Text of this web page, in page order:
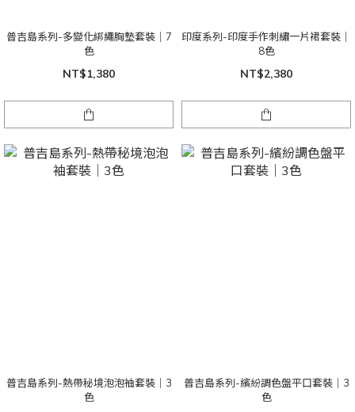
普吉島系列-多變化綁繩胸墊套裝｜7
色
NT$1,380
印度系列-印度手作刺繡一片裙套裝｜
8色
NT$2,380
普吉島系列-熱帶秘境泡泡袖套裝｜3
色
普吉島系列-繽紛調色盤平口套裝｜3
色